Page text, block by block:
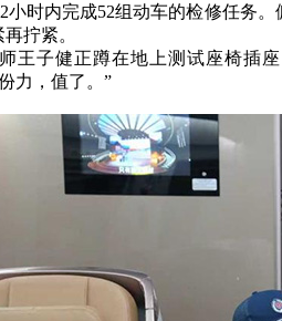
小时内完成52组动车的检修任务
拧紧。
子健正蹲在地上测试座椅插座
力，值了。”